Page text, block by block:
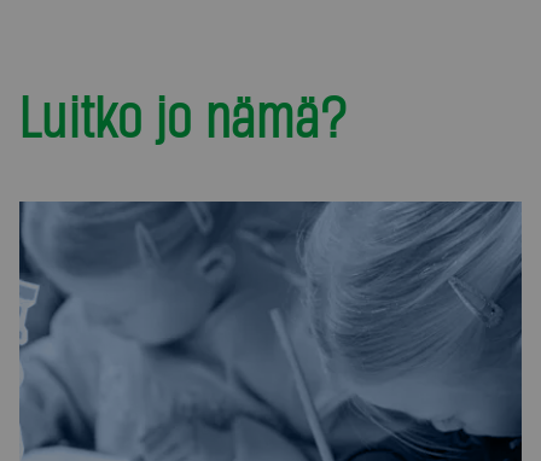
Luitko jo nämä?